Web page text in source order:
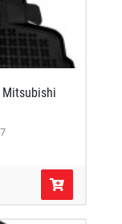
Mitsubishi